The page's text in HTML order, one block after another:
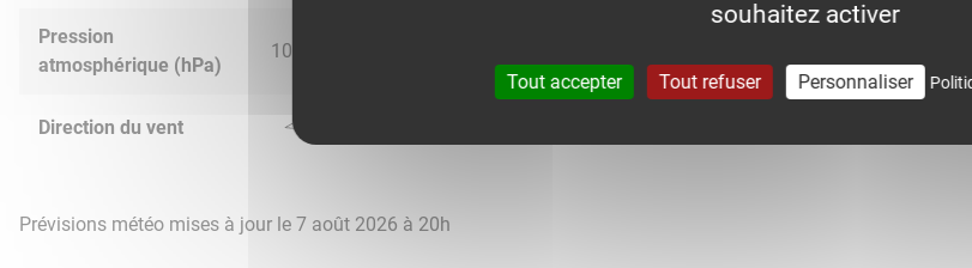
Pression
atmosphérique (hPa)
1018.0
Direction du vent
Prévisions météo mises à jour le 7 août 2026 à 20h
souhaitez activer
Tout accepter Tout refuser Personnaliser